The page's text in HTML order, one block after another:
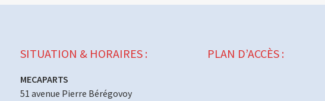
SITUATION & HORAIRES :
MECAPARTS
51 avenue Pierre Bérégovoy
PLAN D’ACCÈS :